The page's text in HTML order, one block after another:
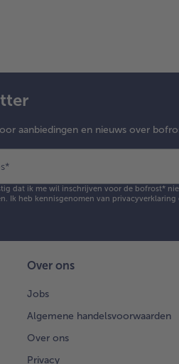
aanbiedingen en nieuws over
*
dat ik me wil inschrijven voor de bofrost*
Ik heb kennisgenomen van privacyverklaring
Over ons
Jobs
Algemene handelsvoorwaarden
Over ons
Privacy